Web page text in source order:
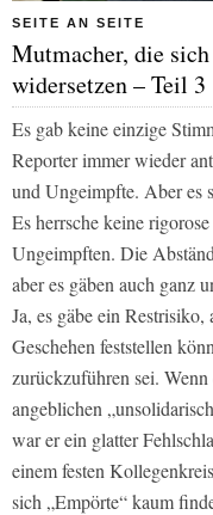
SEITE AN SEITE
Mutmacher, die
widersetzen – Teil 3
Es gab keine einzige
Reporter immer wieder
und Ungeimpfte. Aber es
Es herrsche keine
Ungeimpften. Die
aber es gäben auch ganz
Ja, es gäbe ein
Geschehen feststellen
zurückzuführen sei.
angeblichen
war er ein glatter
einem festen
sich „Empörte“ kaum